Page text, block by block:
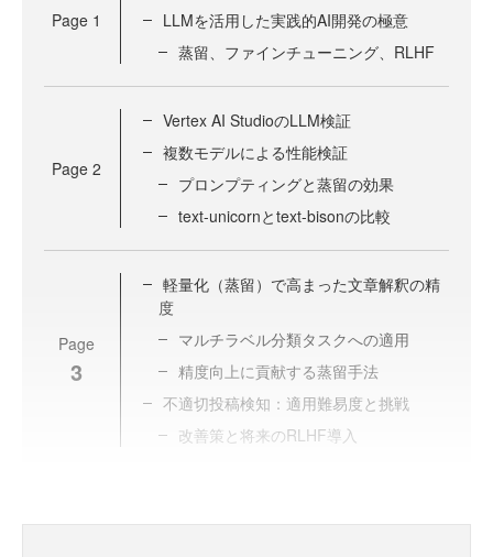
Page 1
LLMを活用した実践的AI開発の極意
蒸留、ファインチューニング、RLHF
Page 2
Vertex AI StudioのLLM検証
複数モデルによる性能検証
プロンプティングと蒸留の効果
text-unicornとtext-bisonの比較
Page
3
軽量化（蒸留）で高まった文章解釈の精
度
マルチラベル分類タスクへの適用
精度向上に貢献する蒸留手法
不適切投稿検知：適用難易度と挑戦
改善策と将来のRLHF導入